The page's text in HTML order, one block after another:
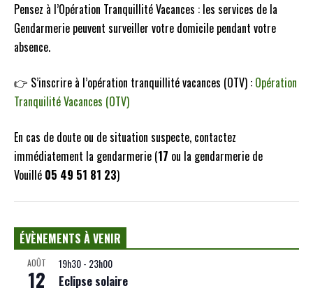
Pensez à l’Opération Tranquillité Vacances : les services de la
Gendarmerie peuvent surveiller votre domicile pendant votre
absence.
👉 S’inscrire à l’opération tranquillité vacances (OTV) : Opération
Tranquilité Vacances (OTV)
En cas de doute ou de situation suspecte, contactez
immédiatement la gendarmerie (17 ou la gendarmerie de
Vouillé 05 49 51 81 23)
ÉVÈNEMENTS À VENIR
AOÛT
12
19h30- 23h00
Eclipse solaire